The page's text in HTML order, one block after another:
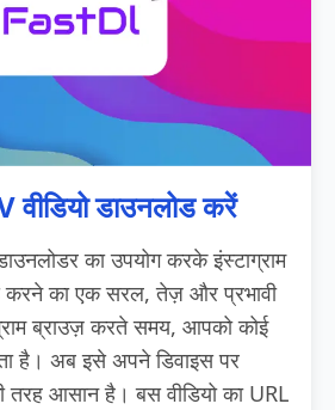
वीडियो डाउनलोड करें
का उपयोग करके इंस्टाग्राम
करने का एक सरल, तेज़ और प्रभावी
ब्राउज़ करते समय, आपको कोई
है। अब इसे अपने डिवाइस पर
आसान है। बस वीडियो का URL